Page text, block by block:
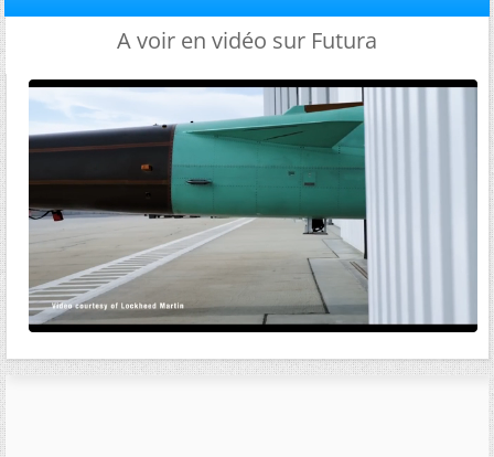
A voir en vidéo sur Futura